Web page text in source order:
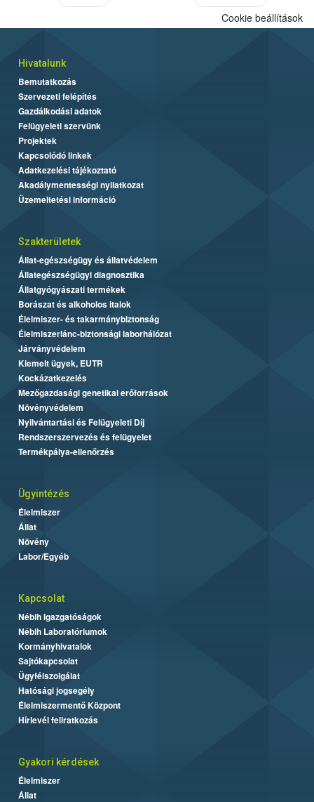
Cookie beállítások
Hivatalunk
Bemutatkozás
Szervezeti felépítés
Gazdálkodási adatok
Felügyeleti szervünk
Projektek
Kapcsolódó linkek
Adatkezelési tájékoztató
Akadálymentességi nyilatkozat
Üzemeltetési információ
Szakterületek
Állat-egészségügy és állatvédelem
Állategészségügyi diagnosztika
Állatgyógyászati termékek
Borászat és alkoholos italok
Élelmiszer- és takarmánybiztonság
Élelmiszerlánc-biztonsági laborhálózat
Járványvédelem
Kiemelt ügyek, EUTR
Kockázatkezelés
Mezőgazdasági genetikai erőforrások
Növényvédelem
Nyilvántartási és Felügyeleti Díj
Rendszerszervezés és felügyelet
Termékpálya-ellenőrzés
Ügyintézés
Élelmiszer
Állat
Növény
Labor/Egyéb
Kapcsolat
Nébih Igazgatóságok
Nébih Laboratóriumok
Kormányhivatalok
Sajtókapcsolat
Ügyfélszolgálat
Hatósági jogsegély
Élelmiszermentő Központ
Hírlevél feliratkozás
Gyakori kérdések
Élelmiszer
Állat